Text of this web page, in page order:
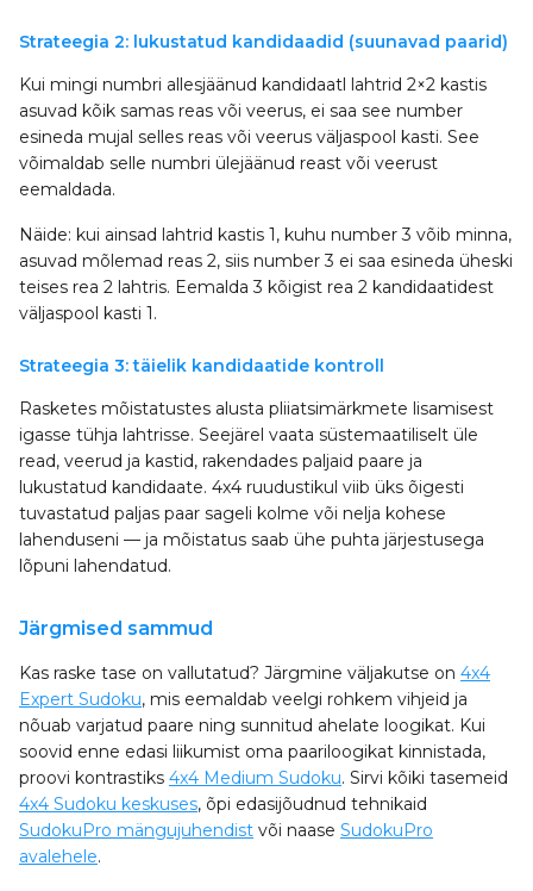
Strateegia 2: lukustatud kandidaadid (suunavad paarid)
Kui mingi numbri allesjäänud kandidaatl lahtrid 2×2 kastis
asuvad kõik samas reas või veerus, ei saa see number
esineda mujal selles reas või veerus väljaspool kasti. See
võimaldab selle numbri ülejäänud reast või veerust
eemaldada.
Näide: kui ainsad lahtrid kastis 1, kuhu number 3 võib minna,
asuvad mõlemad reas 2, siis number 3 ei saa esineda üheski
teises rea 2 lahtris. Eemalda 3 kõigist rea 2 kandidaatidest
väljaspool kasti 1.
Strateegia 3: täielik kandidaatide kontroll
Rasketes mõistatustes alusta pliiatsimärkmete lisamisest
igasse tühja lahtrisse. Seejärel vaata süstemaatiliselt üle
read, veerud ja kastid, rakendades paljaid paare ja
lukustatud kandidaate. 4x4 ruudustikul viib üks õigesti
tuvastatud paljas paar sageli kolme või nelja kohese
lahenduseni — ja mõistatus saab ühe puhta järjestusega
lõpuni lahendatud.
Järgmised sammud
Kas raske tase on vallutatud? Järgmine väljakutse on 4x4
Expert Sudoku, mis eemaldab veelgi rohkem vihjeid ja
nõuab varjatud paare ning sunnitud ahelate loogikat. Kui
soovid enne edasi liikumist oma paariloogikat kinnistada,
proovi kontrastiks 4x4 Medium Sudoku. Sirvi kõiki tasemeid
4x4 Sudoku keskuses, õpi edasijõudnud tehnikaid
SudokuPro mängujuhendist või naase SudokuPro
avalehele.